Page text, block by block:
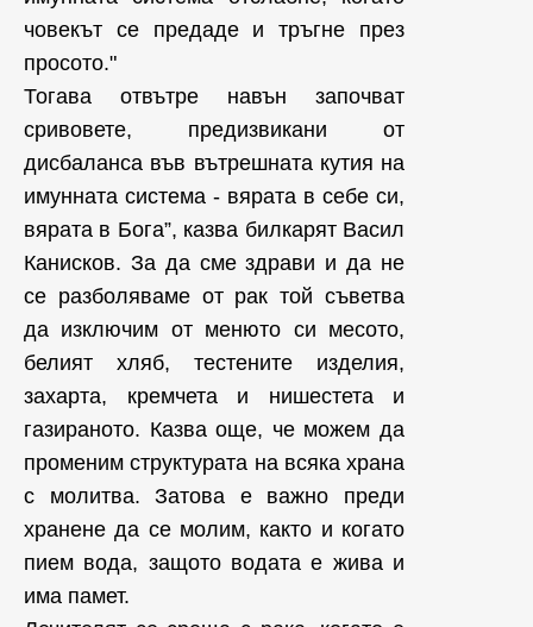
човекът се предаде и тръгне през
просото."
Тогава отвътре навън започват
сривовете, предизвикани от
дисбаланса във вътрешната кутия на
имунната система - вярата в себе си,
вярата в Бога”, казва билкарят Васил
Канисков. За да сме здрави и да не
се разболяваме от рак той съветва
да изключим от менюто си месото,
белият хляб, тестените изделия,
захарта, кремчета и нишестета и
газираното. Казва още, че можем да
променим структурата на всяка храна
с молитва. Затова е важно преди
хранене да се молим, както и когато
пием вода, защото водата е жива и
има памет.